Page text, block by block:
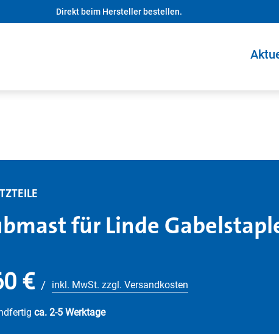
Direkt beim Hersteller bestellen.
für Linde
€ / inkl. MwSt. zzgl. Versandkosten
ca. 2-5 Werktage